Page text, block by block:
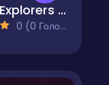
Explorers Memory Match
0 (0 Голосів)